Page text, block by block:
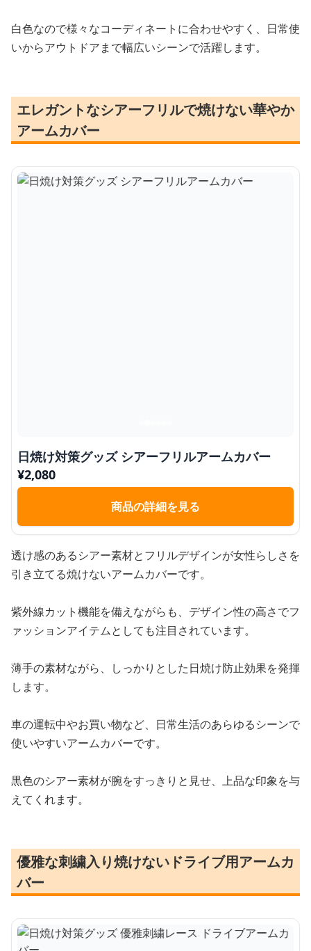
白色なので様々なコーディネートに合わせやすく、日常使
いからアウトドアまで幅広いシーンで活躍します。
エレガントなシアーフリルで焼けない華やか
アームカバー
日焼け対策グッズ シアーフリルアームカバー
¥2,080
商品の詳細を見る
透け感のあるシアー素材とフリルデザインが女性らしさを
引き立てる焼けないアームカバーです。
紫外線カット機能を備えながらも、デザイン性の高さでフ
ァッションアイテムとしても注目されています。
薄手の素材ながら、しっかりとした日焼け防止効果を発揮
します。
車の運転中やお買い物など、日常生活のあらゆるシーンで
使いやすいアームカバーです。
黒色のシアー素材が腕をすっきりと見せ、上品な印象を与
えてくれます。
優雅な刺繍入り焼けないドライブ用アームカ
バー